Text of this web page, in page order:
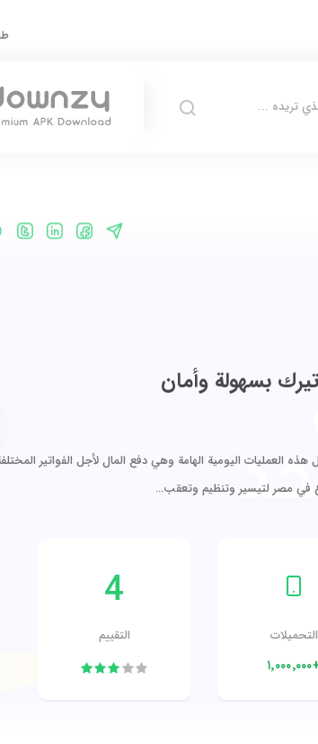
تريده ...
بسهولة وأمان
اليومية الهامة وهي دفع المال لأجل الفواتير المختلفة
في مصر لتيسير وتنظيم وتعقب…
التحميلات
4
التقييم